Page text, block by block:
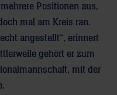
Positionen aus,
mal am Kreis ran.
angestellt“, erinnert
gehört er zum
mit der